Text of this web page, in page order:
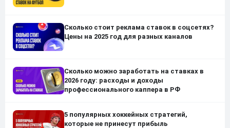
Сколько стоит реклама ставок в соцсетях?
Цены на 2025 год для разных каналов
Сколько можно заработать на ставках в
2026 году: расходы и доходы
профессионального каппера в РФ
5 популярных хоккейных стратегий,
которые не принесут прибыль